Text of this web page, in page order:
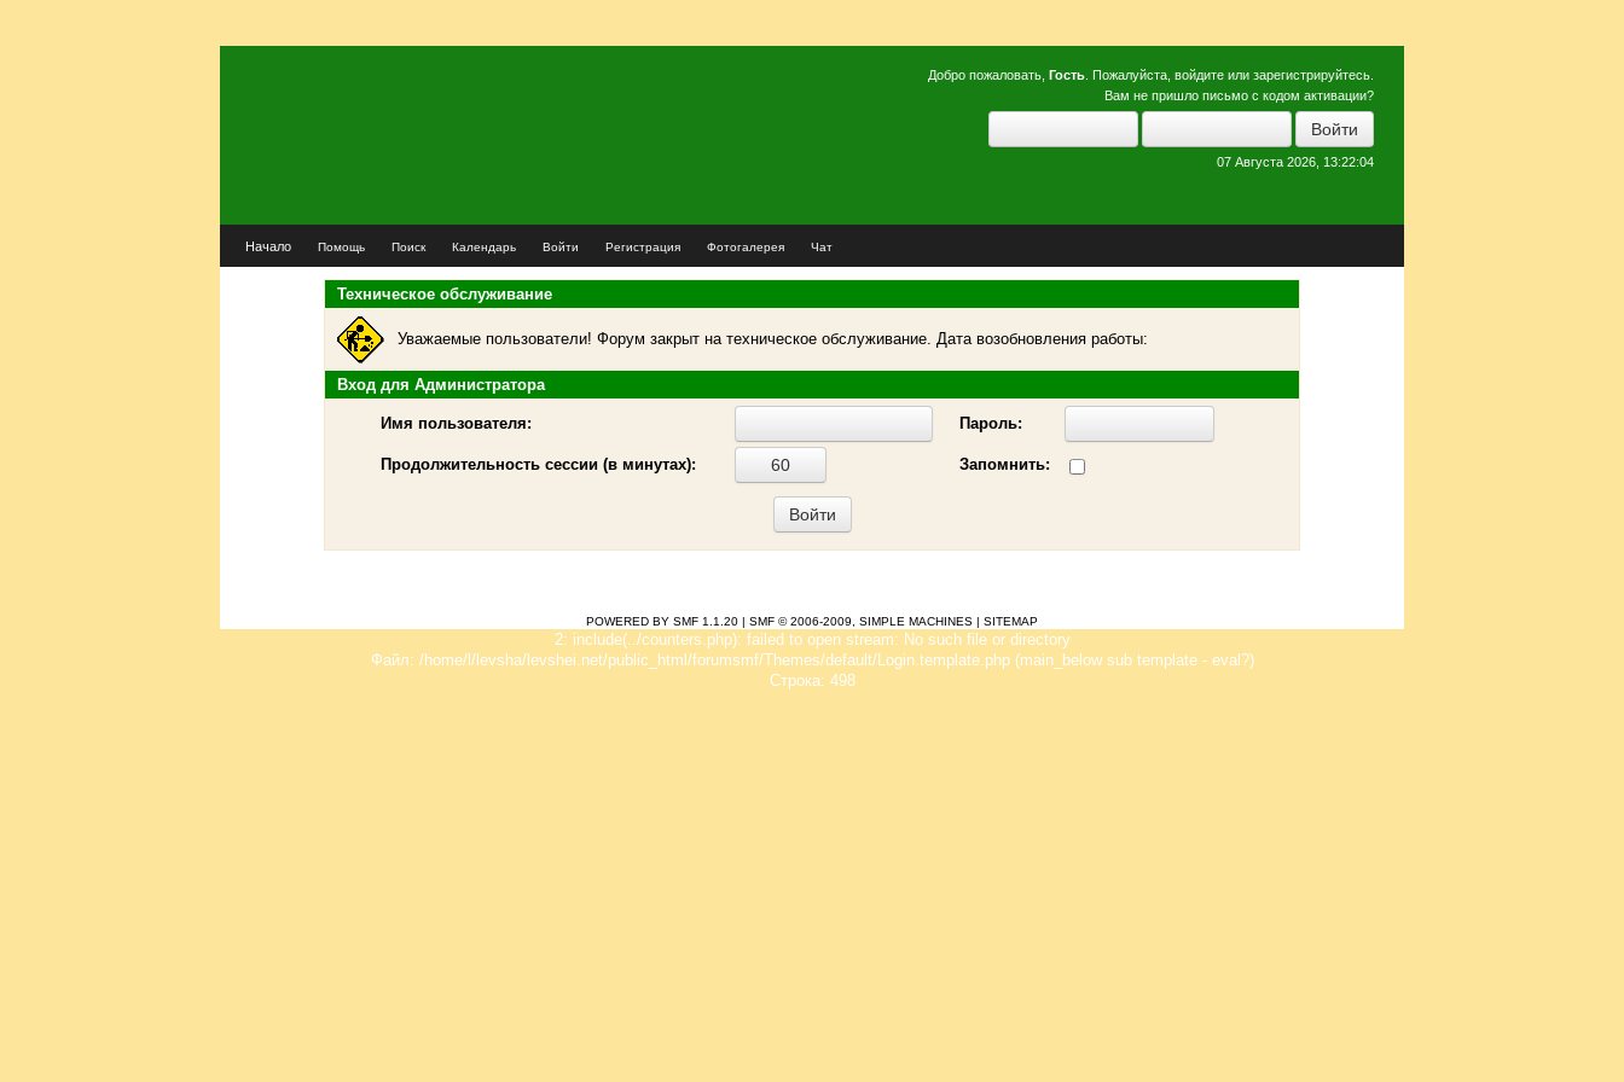
Добро пожаловать, Гость . Пожалуйста, войдите или зарегистрируйтесь
Вам не пришло письмо с кодом активации?
07 Августа 2026, 13:22:04
Начало Помощь Поиск Календарь Войти Регистрация Фотогалерея Чат
Техническое обслуживание
Уважаемые пользователи! Форум закрыт на техническое обслуживание. Дата возобновления работы:
Вход для Администратора
Имя пользователя: Пароль:
Продолжительность сессии (в минутах): Запомнить:
POWERED BY SMF 1.1.20 | SMF © 2006-2009, SIMPLE MACHINES | SITEMAP
2: include(../counters.php): failed to open stream: No such file or directory
Файл: /home/l/levsha/levshei.net/public_html/forumsmf/Themes/default/Login.template.php (main_below sub template - eval?)
Строка: 498